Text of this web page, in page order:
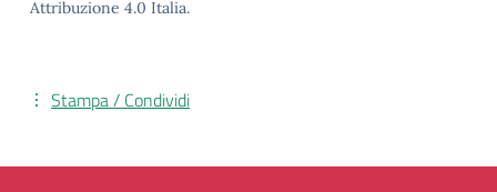
Attribuzione 4.0 Italia.
Stampa / Condividi